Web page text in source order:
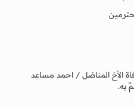
الأخ المناضل / احمد مساعد
به.